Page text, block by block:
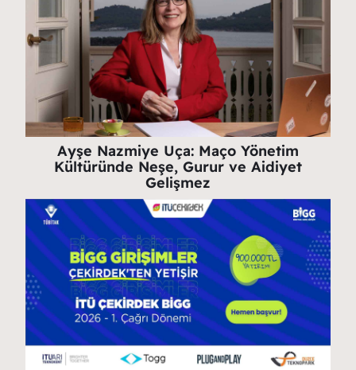
Ayşe Nazmiye Uça: Maço Yönetim
Kültüründe Neşe, Gurur ve Aidiyet
Gelişmez